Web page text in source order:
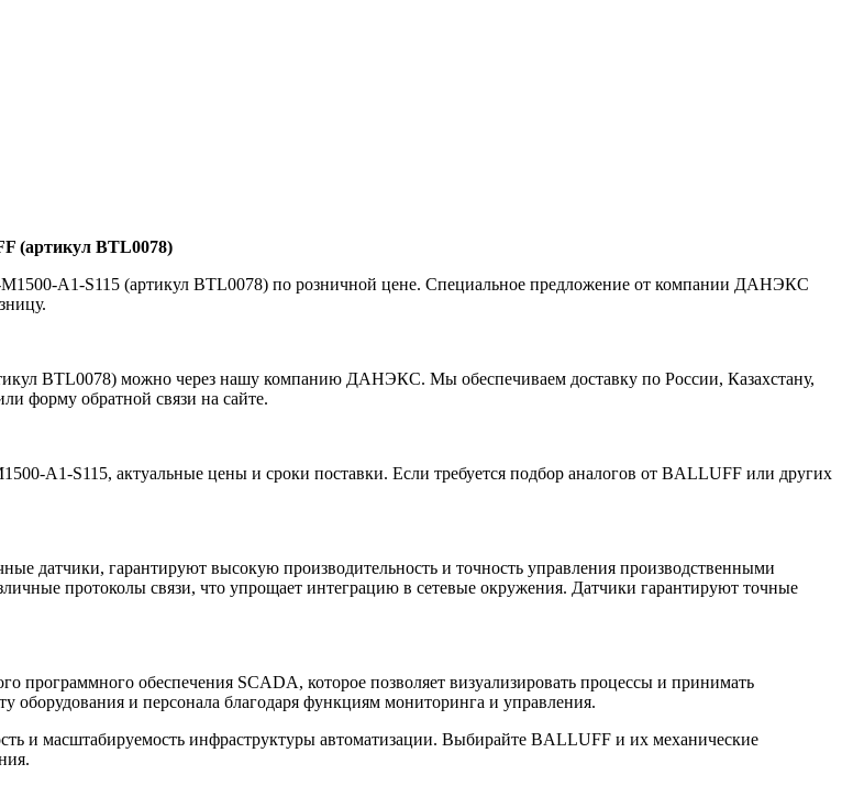
(артикул BTL0078)
A1-S115 (артикул BTL0078) по розничной цене. Специальное предложение от компании ДАНЭКС
BTL0078) можно через нашу компанию ДАНЭКС. Мы обеспечиваем доставку по России, Казахстану,
форму обратной связи на сайте.
A1-S115, актуальные цены и сроки поставки. Если требуется подбор аналогов от BALLUFF или других
датчики, гарантируют высокую производительность и точность управления производственными
протоколы связи, что упрощает интеграцию в сетевые окружения. Датчики гарантируют точные
программного обеспечения SCADA, которое позволяет визуализировать процессы и принимать
и персонала благодаря функциям мониторинга и управления.
и масштабируемость инфраструктуры автоматизации. Выбирайте BALLUFF и их механические